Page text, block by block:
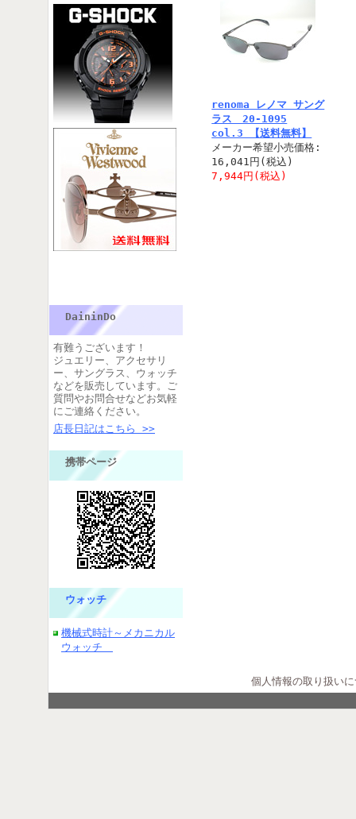
DaininDo
有難うございます！
ジュエリー、アクセサリ
ー、サングラス、ウォッチ
などを販売しています。ご
質問やお問合せなどお気軽
にご連絡ください。
店長日記はこちら >>
携帯ページ
ウォッチ
機械式時計～メカニカル
ウォッチ
renoma レノマ サング
ラス 20-1095
col.3 【送料無料】
メーカー希望小売価格:
16,041円(税込)
7,944円(税込)
個人情報の取り扱い